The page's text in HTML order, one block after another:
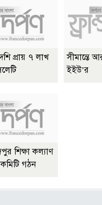
প্রায় ৭ লাখ
সীমান্তে
ইইউ’র
শিক্ষা কল্যাণ
কমিটি গঠন